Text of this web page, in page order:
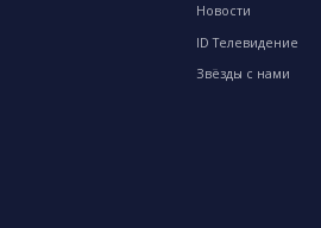
Новости
ID Телевидение
Звёзды с нами